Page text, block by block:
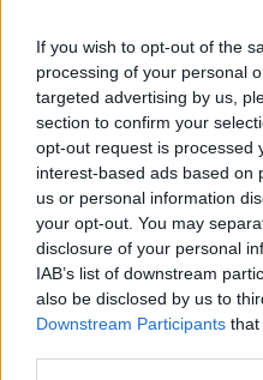
If you wish to opt-out of the
processing of your personal
targeted advertising by us,
section to confirm your
opt-out request is processed
interest-based ads based on
us or personal information
your opt-out. You may
disclosure of your personal
IAB’s list of downstream
also be disclosed by us to
Downstream Participants that
sezioneLogindal
cliccandoqui
TEMI:
Furti Costa
Notizie Costa Smeralda
Notizie
Entra nel